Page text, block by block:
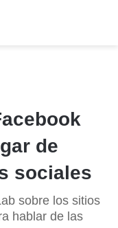
de
sociales
sobre los sitios
hablar de las